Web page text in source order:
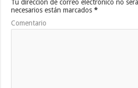
Tu dirección de correo electrónico no
necesarios están marcados*
Comentario